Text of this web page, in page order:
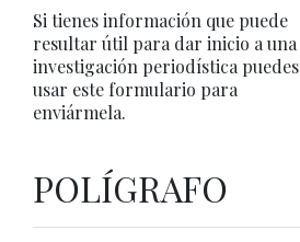
Si tienes información que puede
resultar útil para dar inicio a una
investigación periodística puedes
usar este formulario para
enviármela.
POLÍGRAFO